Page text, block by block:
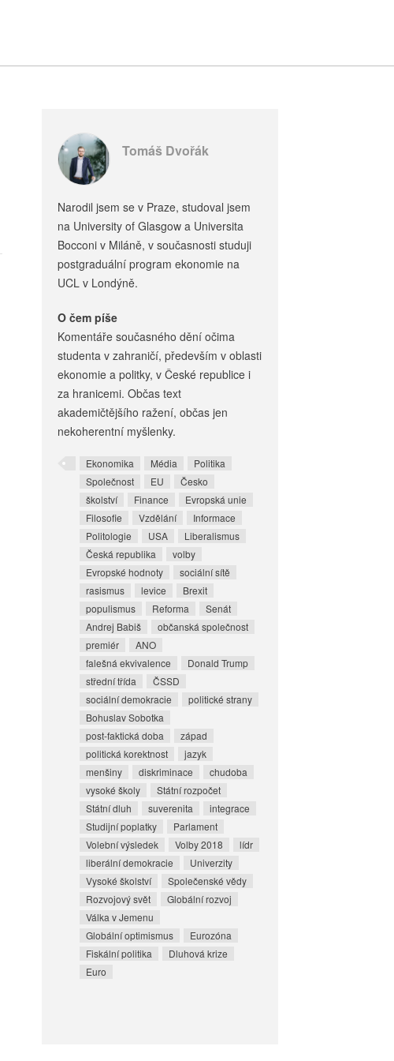
Tomáš Dvořák
Narodil jsem se v Praze, studoval jsem
na University of Glasgow a Universita
Bocconi v Miláně, v současnosti studuji
postgraduální program ekonomie na
UCL v Londýně.
O čem píše
Komentáře současného dění očima
studenta v zahraničí, především v oblasti
ekonomie a politky, v České republice i
za hranicemi. Občas text
akademičtějšího ražení, občas jen
nekoherentní myšlenky.
Ekonomika Média
Politika
Společnost
EU
Česko
školství
Finance
Evropská unie
Filosofie
Vzdělání
Informace
Politologie
USA
Liberalismus
Česká republika
volby
Evropské hodnoty
sociální sítě
rasismus
levice
Brexit
populismus
Reforma
Senát
Andrej Babiš
občanská společnost
premiér
ANO
falešná ekvivalence
Donald Trump
střední třída
ČSSD
sociální demokracie
politické strany
Bohuslav Sobotka
post-faktická doba
západ
politická korektnost
jazyk
menšiny
diskriminace
chudoba
vysoké školy
Státní rozpočet
Státní dluh
suverenita
integrace
Studijní poplatky
Parlament
Volební výsledek
Volby 2018
lídr
liberální demokracie
Univerzity
Vysoké školství
Společenské vědy
Rozvojový svět
Globální rozvoj
Válka v Jemenu
Globální optimismus
Eurozóna
Fiskální politika
Dluhová krize
Euro